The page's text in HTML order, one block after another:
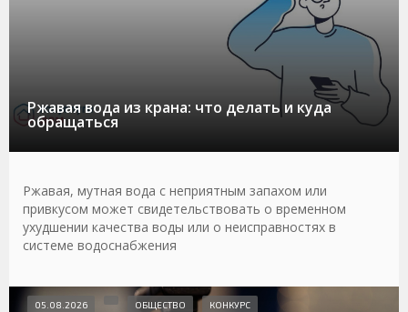
Ржавая вода из крана: что делать и куда
обращаться
Ржавая, мутная вода с неприятным запахом или
привкусом может свидетельствовать о временном
ухудшении качества воды или о неисправностях в
системе водоснабжения
05.08.2026 ОБЩЕСТВО КОНКУРС